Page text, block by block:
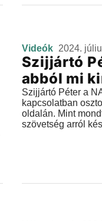
Videók 2024.
Szijjártó
abból mi
Szijjártó Péter a
kapcsolatban
oldalán. Mint
szövetség arról